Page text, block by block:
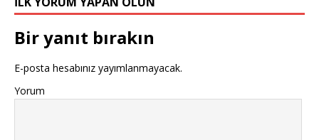
Bir yanıt bırakın
E-posta hesabınız yayımlanmayacak.
Yorum